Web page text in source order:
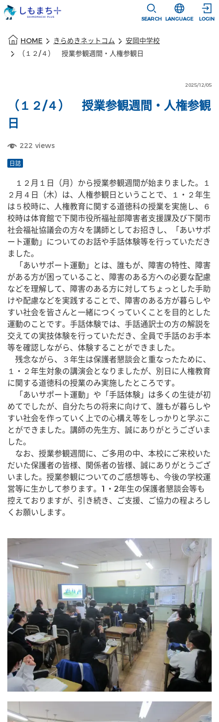
SEARCH
選択すると言
LANGUAGE LOGIN
HOME きらめきネットコム
安岡中学校
（１２/４） 授業参観週間・人権参観日
2025/12/05
（１２/４） 授業参観週間・人権参観
日
222 views
日誌
１２月１日（月）から授業参観週間が始まりました。１
２月４日（木）は、人権参観日ということで、１・２年生
は５校時に、人権教育に関する道徳科の授業を実施し、６
校時は体育館で下関市役所福祉部障害者支援課及び下関市
社会福祉協議会の方々を講師としてお招きし、「あいサポ
ート運動」についてのお話や手話体験等を行っていただき
ました。
「あいサポート運動」とは、誰もが、障害の特性、障害
がある方が困っていること、障害のある方への必要な配慮
などを理解して、障害のある方に対してちょっとした手助
けや配慮などを実践することで、障害のある方が暮らしや
すい社会を皆さんと一緒につくっていくことを目的とした
運動のことです。手話体験では、手話通訳士の方の解説を
交えての実技体験を行っていただき、全員で手話のお手本
等を確認しながら、体験することができました。
残念ながら、３年生は保護者懇談会と重なったために、
１・２年生対象の講演会となりましたが、別日に人権教育
に関する道徳科の授業のみ実施したところです。
「あいサポート運動」や「手話体験」は多くの生徒が初
めてでしたが、自分たちの将来に向けて、誰もが暮らしや
すい社会を作っていく上での心構え等をしっかりと学ぶこ
とができました。講師の先生方、誠にありがとうございま
した。
なお、授業参観週間に、ご多用の中、本校にご来校いた
だいた保護者の皆様、関係者の皆様、誠にありがとうござ
いました。授業参観についてのご感想等も、今後の学校運
営等に生かして参ります。1・2年生の保護者懇談会等も
控えておりますが、引き続き、ご支援、ご協力の程よろし
くお願いします。